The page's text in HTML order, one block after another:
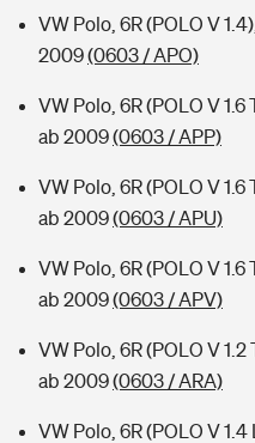
VW Polo, 6R (POLO V
2009(0603 / APO)
VW Polo, 6R (POLO V
ab 2009(0603 / APP)
VW Polo, 6R (POLO V
ab 2009(0603 / APU)
VW Polo, 6R (POLO V
ab 2009(0603 / APV)
VW Polo, 6R (POLO V
ab 2009(0603 / ARA)
VW Polo, 6R (POLO V 1.4